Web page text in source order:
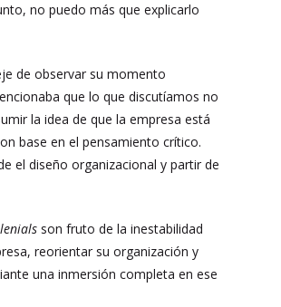
no puedo más que explicarlo
de observar su momento
que lo que discutíamos no
la idea de que la empresa está
base en el pensamiento crítico.
el diseño organizacional y partir de
son fruto de la inestabilidad
reorientar su organización y
una inmersión completa en ese